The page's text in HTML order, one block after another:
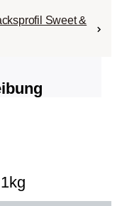
Sweet &